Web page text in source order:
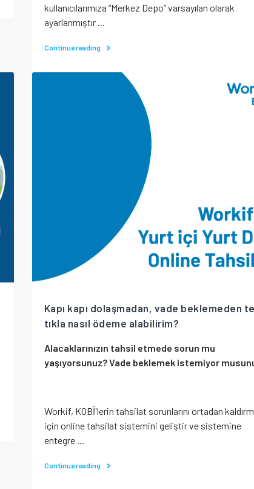
kullanıcılarımıza “Merkez Depo” varsayılan olarak
ayarlanmıştır ...
Continue reading
Kapı kapı dolaşmadan, vade beklemeden
tıkla nasıl ödeme alabilirim?
Alacaklarınızın tahsil etmede sorun mu
yaşıyorsunuz? Vade beklemek istemiyor
Workif, KOBİ'lerin tahsilat sorunlarını ortadan
için online tahsilat sistemini geliştir ve sistemine
entegre ...
Continue reading